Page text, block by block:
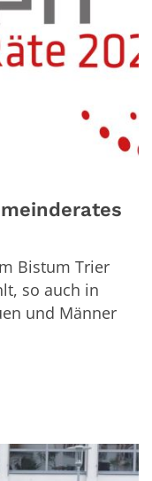
Bistum Trier
so auch in
und Männer